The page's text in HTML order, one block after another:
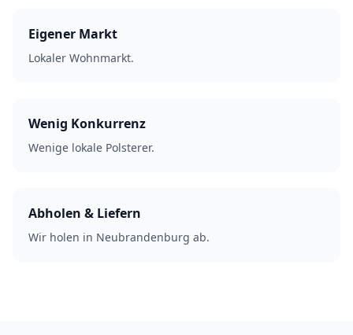
Eigener Markt
Lokaler Wohnmarkt.
Wenig Konkurrenz
Wenige lokale Polsterer.
Abholen & Liefern
Wir holen in Neubrandenburg ab.